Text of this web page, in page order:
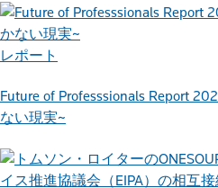
レポート
Future of Professsionals Report
ない現実~